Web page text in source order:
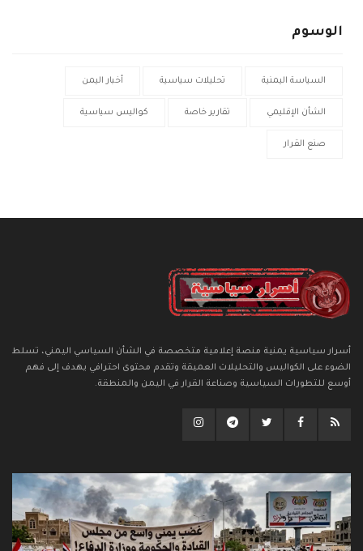
الوسوم
السياسة اليمنية تحليلات سياسية أخبار اليمن
الشأن الإقليمي تقارير خاصة كواليس سياسية
صنع القرار
أسرار سياسية يمنية منصة إعلامية متخصصة في الشأن السياسي اليمني، تسلط
الضوء على الكواليس والتحليلات العميقة وتقدم محتوى احترافي يهدف إلى فهم
أوسع للتطورات السياسية وصناعة القرار في اليمن والمنطقة.